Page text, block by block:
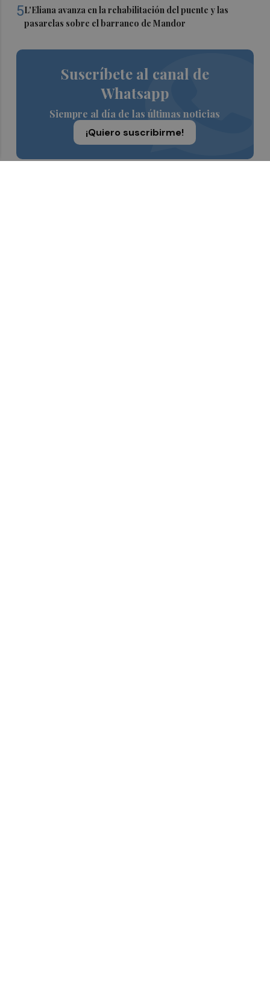
5L'Eliana avanza en la rehabilitación del puente y las
pasarelas sobre el barranco de Mandor
Suscríbete al canal de
Whatsapp
Siempre al día de las últimas noticias
¡Quiero suscribirme!